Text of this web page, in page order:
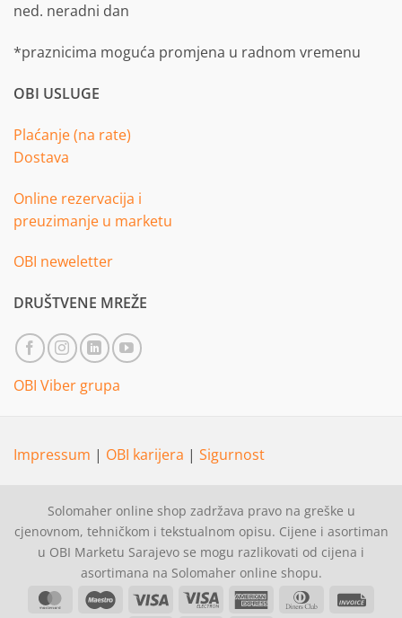
ned. neradni dan
*praznicima moguća promjena u radnom vremenu
OBI USLUGE
Plaćanje (na rate)
Dostava
Online rezervacija i
preuzimanje u marketu
OBI neweletter
DRUŠTVENE MREŽE
OBI Viber grupa
Impressum | OBI karijera | Sigurnost
Solomaher online shop zadržava pravo na greške u
cjenovnom, tehničkom i tekstualnom opisu. Cijene i asortiman
u OBI Marketu Sarajevo se mogu razlikovati od cijena i
asortimana na Solomaher online shopu.
MasterCardMaestro Visa
Visa
American Dinners